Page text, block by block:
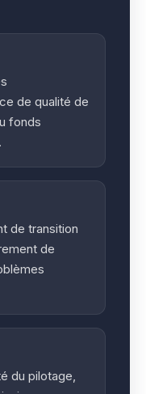
de qualité de
fonds
de transition
de
du pilotage,